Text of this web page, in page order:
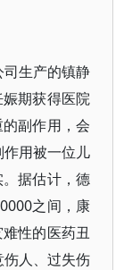
生产的镇静
期获得医院
副作用，会
用被一位儿
据估计，德
之间，康
性的医药丑
人、过失伤